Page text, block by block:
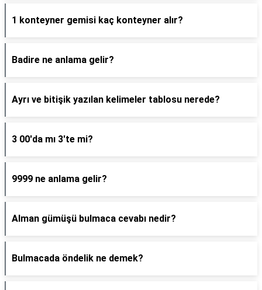
1 konteyner gemisi kaç konteyner alır?
Badire ne anlama gelir?
Ayrı ve bitişik yazılan kelimeler tablosu nerede?
3 00'da mı 3'te mi?
9999 ne anlama gelir?
Alman gümüşü bulmaca cevabı nedir?
Bulmacada öndelik ne demek?